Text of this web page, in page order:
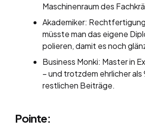
Maschinenraum des
Akademiker:
müsste man das eigene
polieren, damit es noch
Business Monki: Master in
– und trotzdem ehrlicher als
restlichen Beiträge.
Pointe: